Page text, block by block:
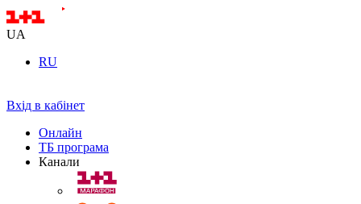
UA
RU
Вхід в кабінет
Онлайн
ТБ програма
Канали